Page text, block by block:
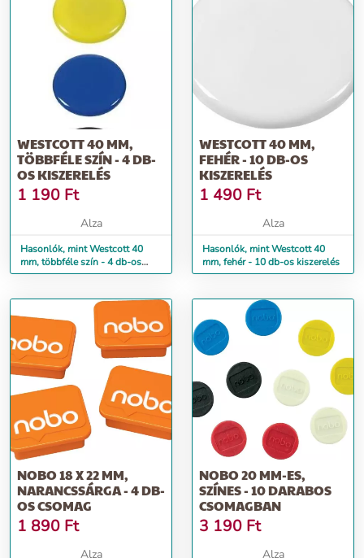
WESTCOTT 40 MM,
TÖBBFÉLE SZÍN - 4 DB-
OS KISZERELÉS
1 190 Ft
Alza
Hasonlók, mint Westcott 40
mm, többféle szín - 4 db-os
kiszerelés
WESTCOTT 40 MM,
FEHÉR - 10 DB-OS
KISZERELÉS
1 490 Ft
Alza
Hasonlók, mint Westcott 40
mm, fehér - 10 db-os kiszerelés
NOBO 18 X 22 MM,
NARANCSSÁRGA - 4 DB-
OS CSOMAG
1 890 Ft
Alza
NOBO 20 MM-ES,
SZÍNES - 10 DARABOS
CSOMAGBAN
3 190 Ft
Alza